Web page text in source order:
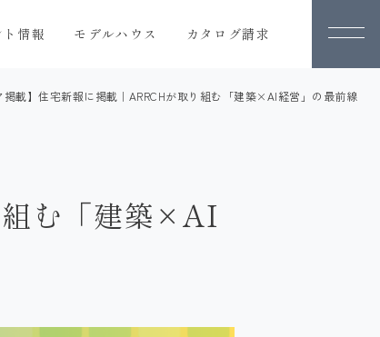
情報 モデルハウス カタログ請求
会社案内
掲載】住宅新報に掲載｜ARRCHが取り組む「建築×AI経営」の最前線
組む「建築×AI